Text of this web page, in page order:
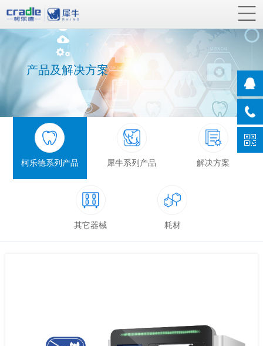
产品及解决方案
柯乐德系列产品 犀牛系列产品 解决方案
其它器械 耗材